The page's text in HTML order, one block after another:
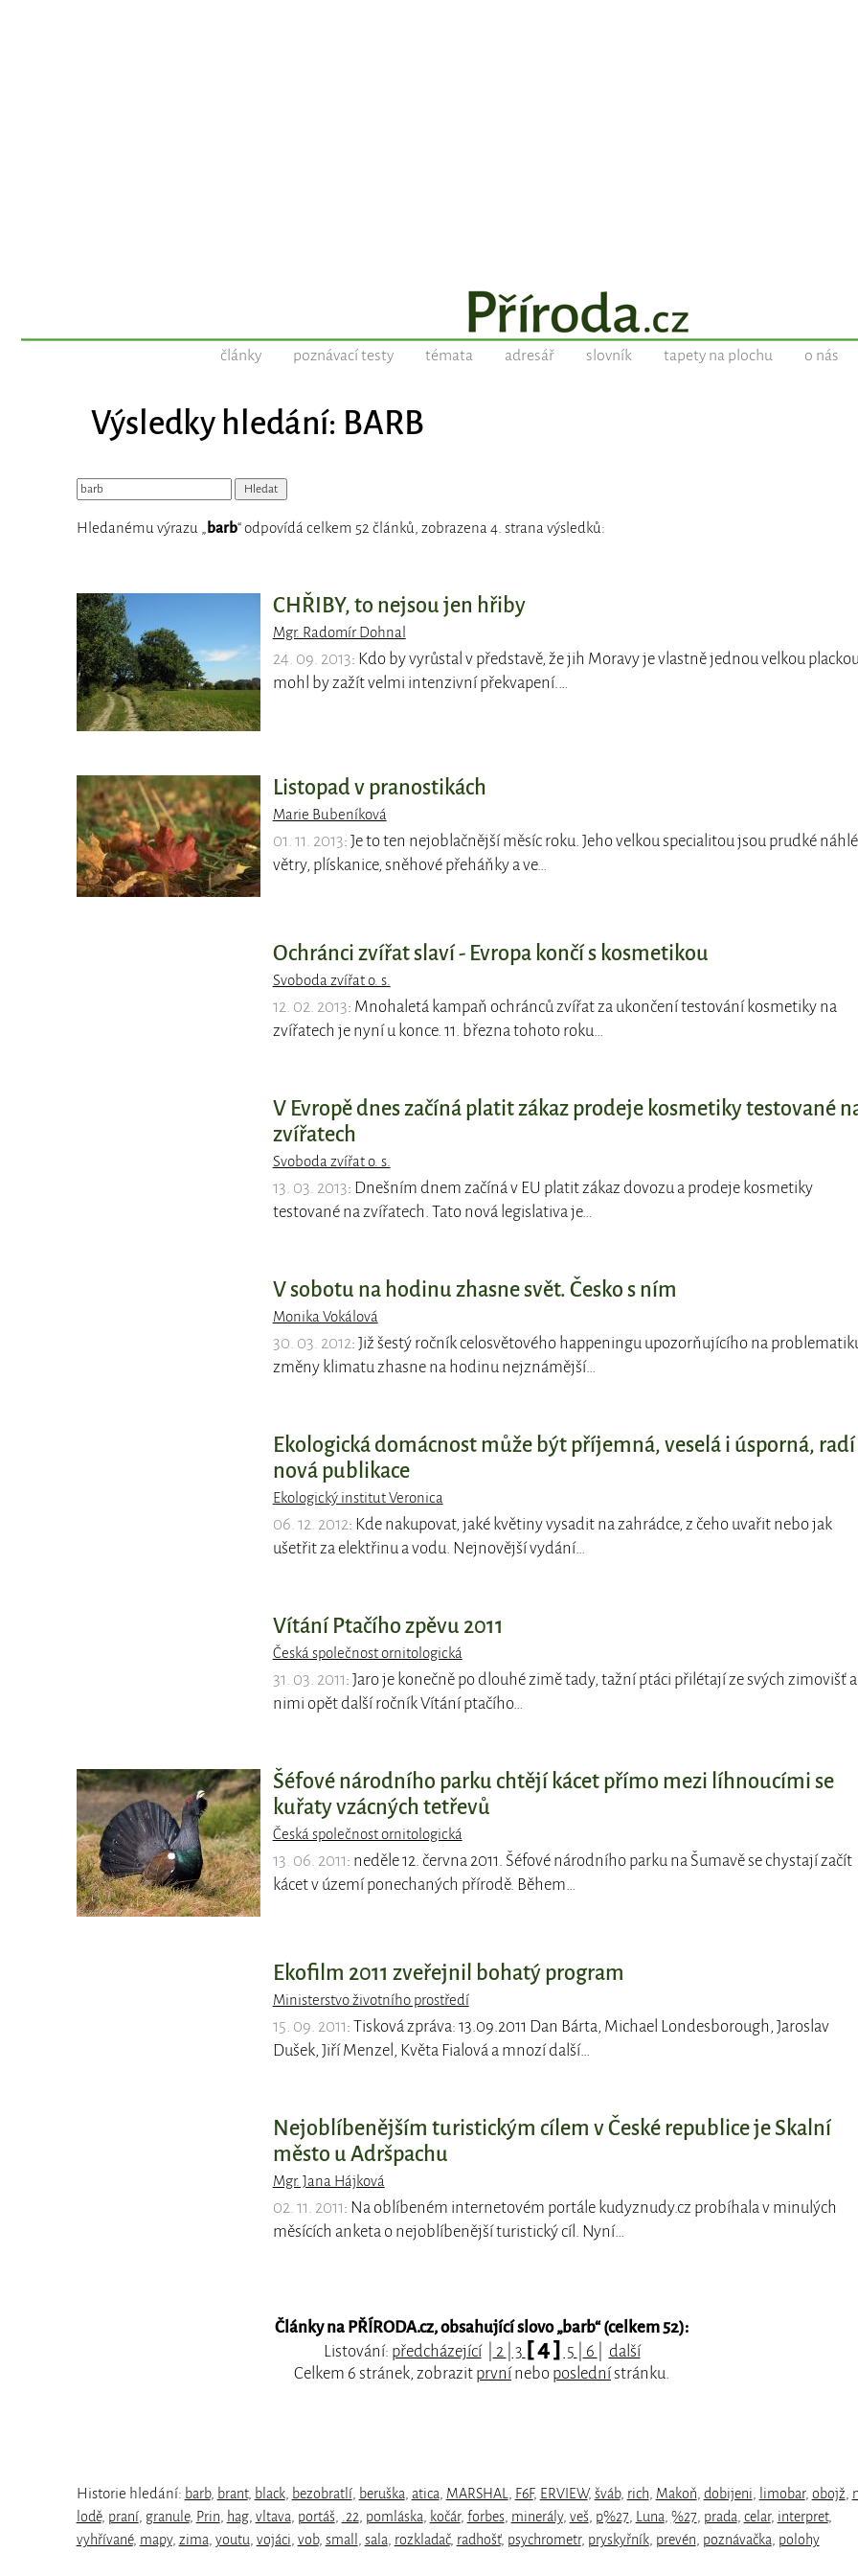
články poznávací testy témata adresář slovník tapety na plochu o nás
Výsledky hledání: BARB
Hledanému výrazu „ barb“ odpovídá celkem 52 článků, zobrazena 4. strana výsledků:
CHŘIBY, to nejsou jen hřiby
Mgr. Radomír Dohnal
24. 09. 2013: Kdo by vyrůstal v představě, že jih Moravy je vlastně jednou velkou
mohl by zažít velmi intenzivní překvapení.…
Listopad v pranostikách
Marie Bubeníková
01. 11. 2013: Je to ten nejoblačnější měsíc roku. Jeho velkou specialitou jsou prudké náhlé
větry, plískanice, sněhové přeháňky a ve…
Ochránci zvířat slaví - Evropa končí s kosmetikou
Svoboda zvířat o. s.
12. 02. 2013: Mnohaletá kampaň ochránců zvířat za ukončení testování kosmetiky na
zvířatech je nyní u konce. 11. března tohoto roku…
V Evropě dnes začíná platit zákaz prodeje kosmetiky testované
zvířatech
Svoboda zvířat o. s.
13. 03. 2013: Dnešním dnem začíná v EU platit zákaz dovozu a prodeje kosmetiky
testované na zvířatech. Tato nová legislativa je…
V sobotu na hodinu zhasne svět. Česko s ním
Monika Vokálová
30. 03. 2012: Již šestý ročník celosvětového happeningu upozorňujícího na
změny klimatu zhasne na hodinu nejznámější…
Ekologická domácnost může být příjemná, veselá i úsporná, radí
nová publikace
Ekologický institut Veronica
06. 12. 2012: Kde nakupovat, jaké květiny vysadit na zahrádce, z čeho uvařit nebo jak
ušetřit za elektřinu a vodu. Nejnovější vydání…
Vítání Ptačího zpěvu 2011
Česká společnost ornitologická
31. 03. 2011: Jaro je konečně po dlouhé zimě tady, tažní ptáci přilétají ze svých zimovišť a
nimi opět další ročník Vítání ptačího…
Šéfové národního parku chtějí kácet přímo mezi líhnoucími se
kuřaty vzácných tetřevů
Česká společnost ornitologická
13. 06. 2011: neděle 12. června 2011. Šéfové národního parku na Šumavě se chystají začít
kácet v území ponechaných přírodě. Během…
Ekofilm 2011 zveřejnil bohatý program
Ministerstvo životního prostředí
15. 09. 2011: Tisková zpráva: 13.09.2011 Dan Bárta, Michael Londesborough, Jaroslav
Dušek, Jiří Menzel, Květa Fialová a mnozí další…
Nejoblíbenějším turistickým cílem v České republice je Skalní
město u Adršpachu
Mgr. Jana Hájková
02. 11. 2011: Na oblíbeném internetovém portále kudyznudy.cz probíhala v minulých
měsících anketa o nejoblíbenější turistický cíl. Nyní…
Články na PŘÍRODA.cz, obsahující slovo „barb“ (celkem 52):
Listování: předcházející| 2 3 [ 4 ] 5 6
další
Celkem 6 stránek, zobrazit prvnínebo poslednístránku.
Historie hledání: barb, brant, black, bezobratlí, beruška atica MARSHAL F6F, ERVIEW, šváb, rich Makoň dobijeni limobar, obojž
lodě, praní, granule, Prin hag, vltava portáš .22 pomláska kočár, forbes minerály, veš p%27, Luna %27, prada celar, interpret,
vyhřívané, mapy, zima youtu vojáci vob, small sala rozkladač, radhošť, psychrometr, pryskyřník, prevén poznávačka polohy